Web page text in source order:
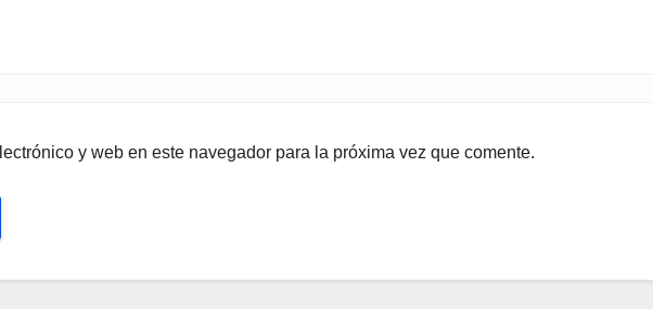
y web en este navegador para la próxima vez que comente.